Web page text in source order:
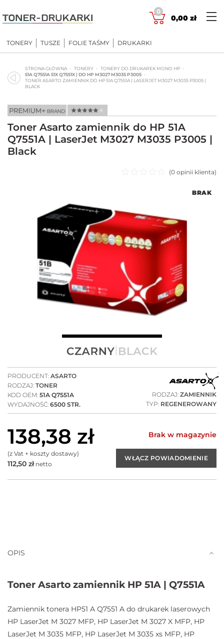
to
content
0
0,00 zł
TONERY TUSZE FOLIE TAŚMY DRUKARKI
STRONA GŁÓWNA TONERY
TONERY DO DRUKAREK MONO HP
51A Q7551A 51X Q7551X | DO HP M3027 M3035 P3005
TONER ASARTO ZAMIENNIK DO HP 51A Q7551A | LASERJET M3027 M3035 P3005 |
BLACK
Toner Asarto zamiennik do HP 51A
Q7551A | LaserJet M3027 M3035 P3005 |
Black
(0 opinii klienta)
BRAK
PRODUCENT: ASARTO
RODZAJ: TONER
KOD OEM: 51A Q7551A
WYDAJNOŚĆ: 6500 STR.
RODZAJ: ZAMIENNIK
TYP: REGENEROWANY
138,38 zł
(z Vat + koszty dostawy)
112,50 złnetto
Brak w magazynie
OPIS
Toner Asarto zamiennik HP 51A | Q7551A
Zamiennik tonera HP51 A Q7551 A do drukarek laserowych
HP LaserJet M 3027 MFP, HP LaserJet M 3027 X MFP, HP
LaserJet M 3035 MFP, HP LaserJet M 3035 xs MFP, HP